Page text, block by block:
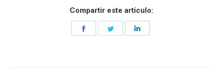
Compartir este artículo:
Share